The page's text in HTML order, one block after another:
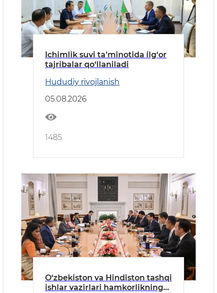
Ichimlik suvi ta’minotida ilg‘or
tajribalar qo‘llaniladi
Hududiy rivojlanish
05.08.2026
1485
O‘zbekiston va Hindiston tashqi
ishlar vazirlari hamkorlikning